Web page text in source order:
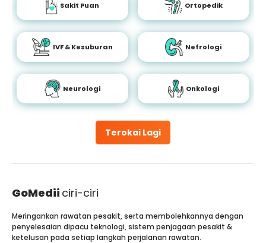
Terokai Lagi
Sakit Puan Ortopedik
IVF & Kesuburan Nefrologi
Neurologi Onkologi
GoMedii ciri-ciri
Meringankan rawatan pesakit, serta membolehkannya dengan
penyelesaian dipacu teknologi, sistem penjagaan pesakit &
ketelusan pada setiap langkah perjalanan rawatan.